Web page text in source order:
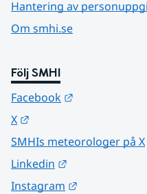
Hantering av
Om smhi.se
Följ SMHI
Facebook
X
SMHIs meteorologer på X
Linkedin
Instagram